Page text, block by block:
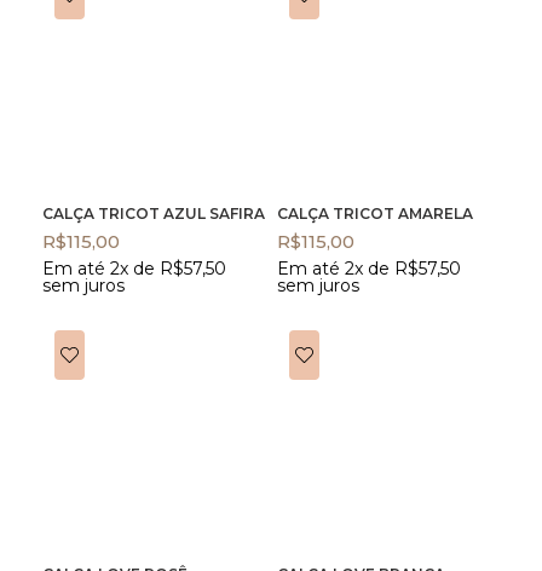
CALÇA TRICOT AZUL SAFIRA
R$115,00
Em até 2x de R$57,50
sem juros
CALÇA TRICOT AMARELA
R$115,00
Em até 2x de R$57,50
sem juros